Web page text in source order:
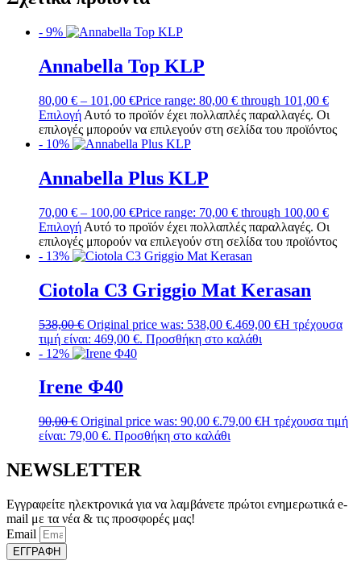
- 9%
Annabella Top KLP
80,00 € – 101,00 €Price range: 80,00 € through 101,00 €
Επιλογή Αυτό το προϊόν έχει πολλαπλές παραλλαγές. Οι
επιλογές μπορούν να επιλεγούν στη σελίδα του προϊόντος
- 10%
Annabella Plus KLP
70,00 € – 100,00 €Price range: 70,00 € through 100,00 €
Επιλογή Αυτό το προϊόν έχει πολλαπλές παραλλαγές. Οι
επιλογές μπορούν να επιλεγούν στη σελίδα του προϊόντος
- 13%
Ciotola C3 Griggio Mat Kerasan
538,00€ Original price was: 538,00 €.469,00 €Η τρέχουσα
τιμή είναι: 469,00 €. Προσθήκη στο καλάθι
- 12%
Irene Φ40
90,00€ Original price was: 90,00 €.79,00 €Η τρέχουσα τιμή
είναι: 79,00 €. Προσθήκη στο καλάθι
NEWSLETTER
Εγγραφείτε ηλεκτρονικά για να λαμβάνετε πρώτοι ενημερωτικά e-
mail με τα νέα & τις προσφορές μας!
Email
ΕΓΓΡΑΦΗ